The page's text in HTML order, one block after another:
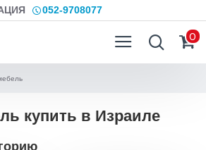
052-9708077
0
купить в Израиле